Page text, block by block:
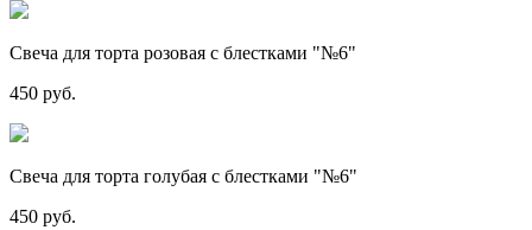
Свеча для торта розовая с блестками "№6"
450 руб.
Свеча для торта голубая с блестками "№6"
450 руб.